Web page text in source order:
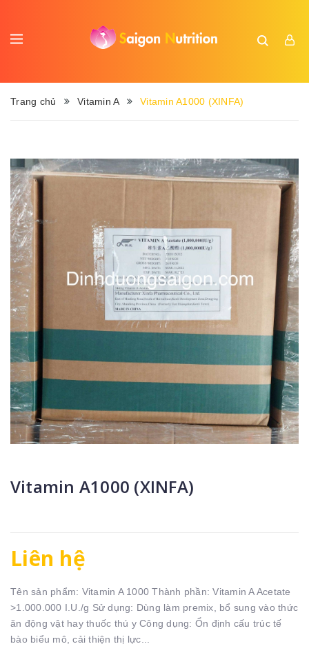
Trang chủ Vitamin A Vitamin A1000 (XINFA)
Vitamin A1000 (XINFA)
Liên hệ
Tên sản phẩm: Vitamin A 1000 Thành phần: Vitamin A Acetate
>1.000.000 I.U./g Sử dụng: Dùng làm premix, bổ sung vào thức
ăn động vật hay thuốc thú y Công dụng: Ổn định cấu trúc tế
bào biểu mô, cải thiện thị lực...